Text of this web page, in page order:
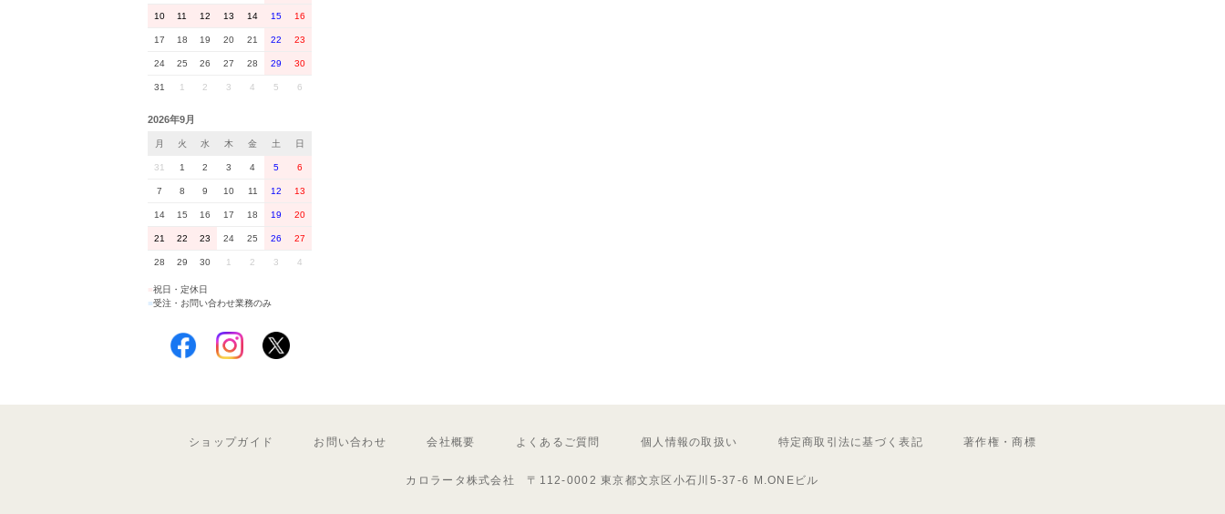
10 11 12 13 14 15 16
17 18 19 20 21 22 23
24 25 26 27 28 29 30
31 1 2 3 4 5 6
2026年9月
月 火 水 木 金 土 日
31 1 2 3 4 5 6
7 8 9 10 11 12 13
14 15 16 17 18 19 20
21 22 23 24 25 26 27
28 29 30 1 2 3 4
祝日・定休日
■受注・お問い合わせ業務のみ
ショップガイド お問い合わせ 会社概要 よくあるご質問 個人情報の取扱い 特定商取引法に基づく表記 著作権・商標
カロラータ株式会社 〒112-0002 東京都文京区小石川5-37-6 M.ONEビル